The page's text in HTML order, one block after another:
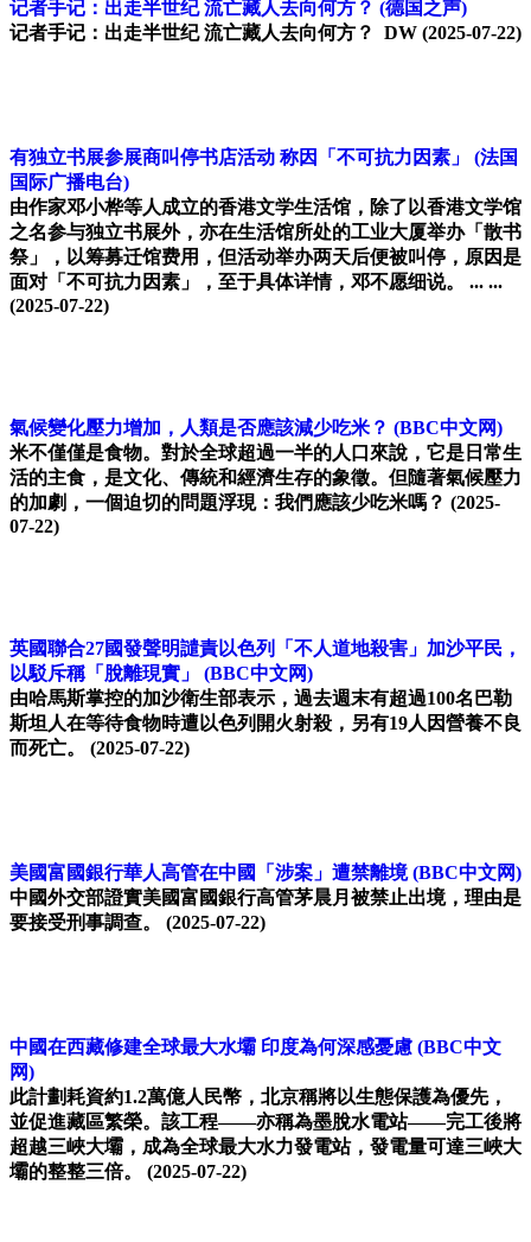
记者手记：出走半世纪 流亡藏人去向何方？ (德国之声)
记者手记：出走半世纪 流亡藏人去向何方？ DW (2025-07-22)
有独立书展参展商叫停书店活动 称因「不可抗力因素」
(法国
国际广播电台)
由作家邓小桦等人成立的香港文学生活馆，除了以香港文学馆
之名参与独立书展外，亦在生活馆所处的工业大厦举办「散书
祭」，以筹募迁馆费用，但活动举办两天后便被叫停，原因是
面对「不可抗力因素」，至于具体详情，邓不愿细说。 ... ...
(2025-07-22)
氣候變化壓力增加，人類是否應該減少吃米？ (BBC中文网)
米不僅僅是食物。對於全球超過一半的人口來說，它是日常生
活的主食，是文化、傳統和經濟生存的象徵。但隨著氣候壓力
的加劇，一個迫切的問題浮現：我們應該少吃米嗎？ (2025-
07-22)
英國聯合27國發聲明譴責以色列「不人道地殺害」加沙平民，
以駁斥稱「脫離現實」
(BBC中文网)
由哈馬斯掌控的加沙衛生部表示，過去週末有超過100名巴勒
斯坦人在等待食物時遭以色列開火射殺，另有19人因營養不良
而死亡。
(2025-07-22)
美國富國銀行華人高管在中國「涉案」遭禁離境 (BBC中文网)
中國外交部證實美國富國銀行高管茅晨月被禁止出境，理由是
要接受刑事調查。
(2025-07-22)
中國在西藏修建全球最大水壩 印度為何深感憂慮 (BBC中文
网)
此計劃耗資約1.2萬億人民幣，北京稱將以生態保護為優先，
並促進藏區繁榮。該工程——亦稱為墨脫水電站——完工後將
超越三峽大壩，成為全球最大水力發電站，發電量可達三峽大
壩的整整三倍。
(2025-07-22)